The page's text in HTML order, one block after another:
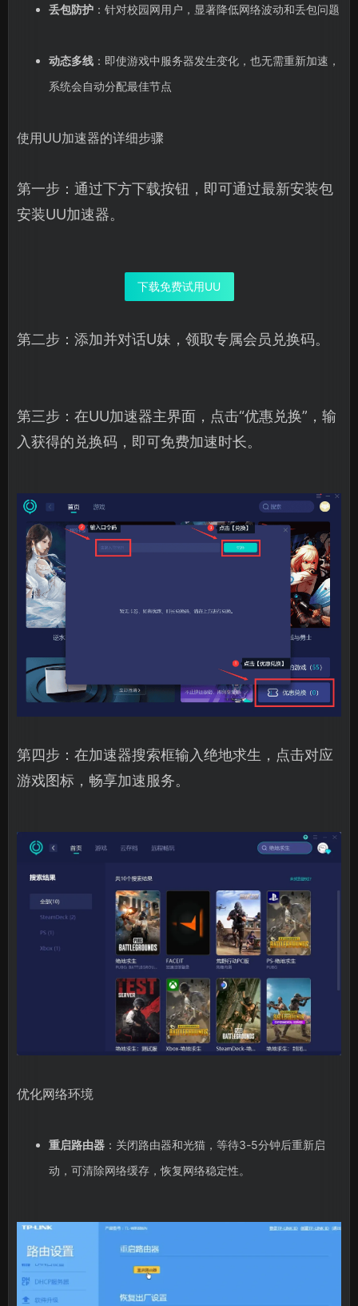
丢包防护：针对校园网用户，显著降低网络波动和丢包问题
动态多线：即使游戏中服务器发生变化，也无需重新加速，
系统会自动分配最佳节点
使用UU加速器的详细步骤
第一步：通过下方下载按钮，即可通过最新安装包
安装UU加速器。
下载免费试用UU
第二步：添加并对话U妹，领取专属会员兑换码。
第三步：在UU加速器主界面，点击“优惠兑换”，输
入获得的兑换码，即可免费加速时长。
第四步：在加速器搜索框输入绝地求生，点击对应
游戏图标，畅享加速服务。
优化网络环境
重启路由器：关闭路由器和光猫，等待3-5分钟后重新启
动，可清除网络缓存，恢复网络稳定性。